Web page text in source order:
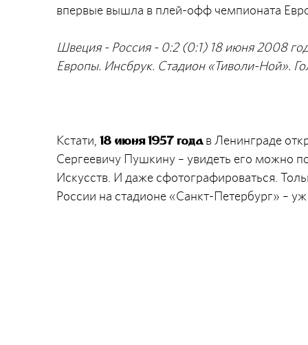
впервые вышла в плей-офф чемпионата
Швеция - Россия - 0:2 (0:1) 18 июня 2008
Европы. Инсбрук. Стадион «Тиволи-Ной».
Кстати, 18 июня 1957 годав Ленинграде
Сергеевичу Пушкину – увидеть его можно
Искусств. И даже сфотографироваться.
России на стадионе «Санкт-Петербург» –